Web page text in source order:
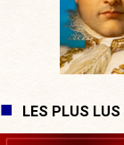
LES PLUS